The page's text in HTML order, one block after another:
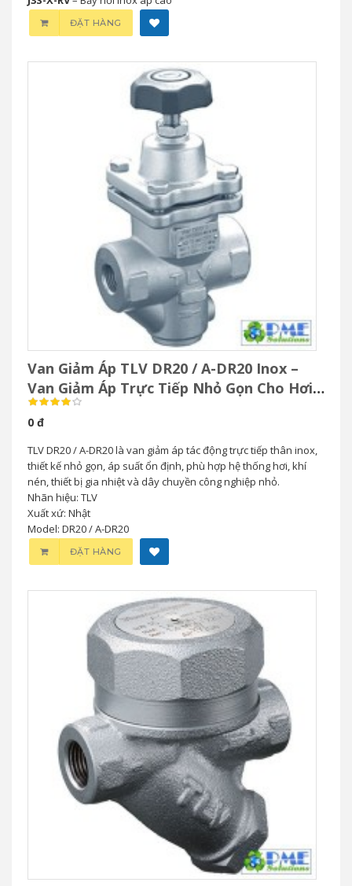
ĐẶT HÀNG
Van Giảm Áp TLV DR20 / A-DR20 Inox –
Van Giảm Áp Trực Tiếp Nhỏ Gọn Cho Hơi
& Khí Nén
0 đ
TLV DR20 / A-DR20 là van giảm áp tác động trực tiếp thân inox,
thiết kế nhỏ gọn, áp suất ổn định, phù hợp hệ thống hơi, khí
nén, thiết bị gia nhiệt và dây chuyền công nghiệp nhỏ.
Nhãn hiệu: TLV
Xuất xứ: Nhật
Model: DR20 / A-DR20
ĐẶT HÀNG